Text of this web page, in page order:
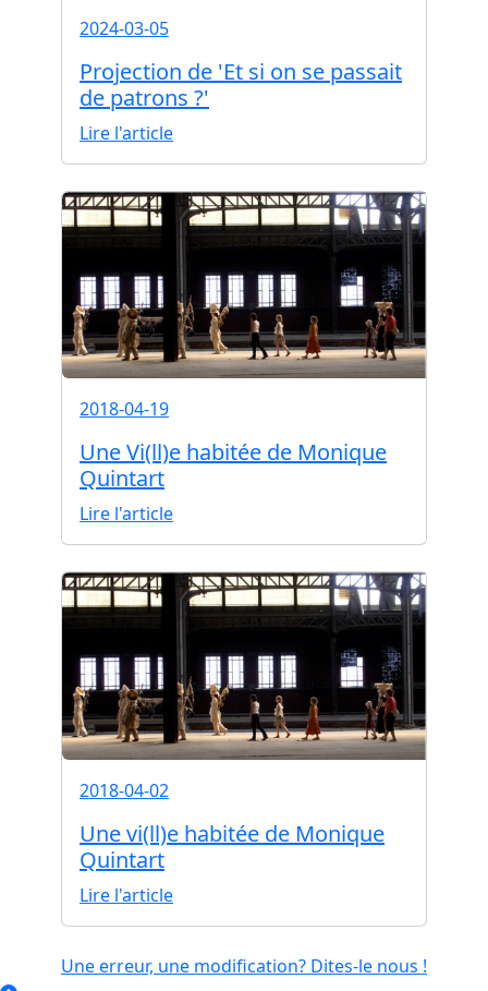
2024-03-05
Projection de 'Et si on se passait
de patrons ?'
Lire l'article
2018-04-19
Une Vi(ll)e habitée de Monique
Quintart
Lire l'article
2018-04-02
Une vi(ll)e habitée de Monique
Quintart
Lire l'article
Une erreur, une modification? Dites-le nous !